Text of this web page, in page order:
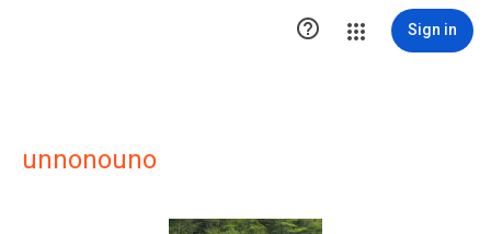
 Sign in
unnonouno